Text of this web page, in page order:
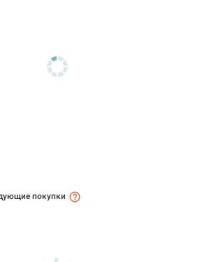
покупки